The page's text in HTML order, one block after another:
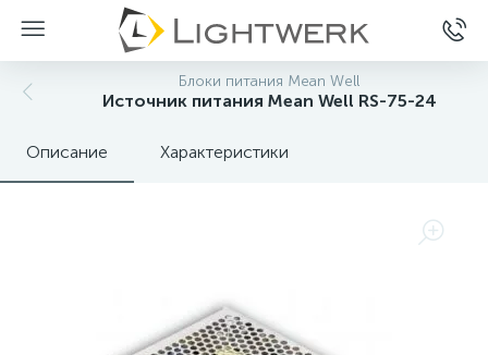
Блоки питания Mean Well
Источник питания Mean Well RS-75-24
Описание Характеристики